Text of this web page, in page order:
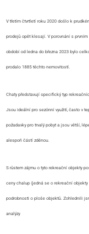
V třetím čtvrtletí roku 2020 došlo k
prodejů opět klesají. V porovnání s
období od ledna do března 2023 bylo
prodalo 1885 těchto nemovitostí.
Chaty představují specifický typ
Jsou ideální pro sezónní využití, často v
požadavky pro trvalý pobyt a jsou větší,
alespoň částí zděnou.
S růstem zájmu o tyto rekreační objekty
ceny chalup (jedná se o rekreační
podrobnosti o ploše objektů. Zohlednili
analýzy